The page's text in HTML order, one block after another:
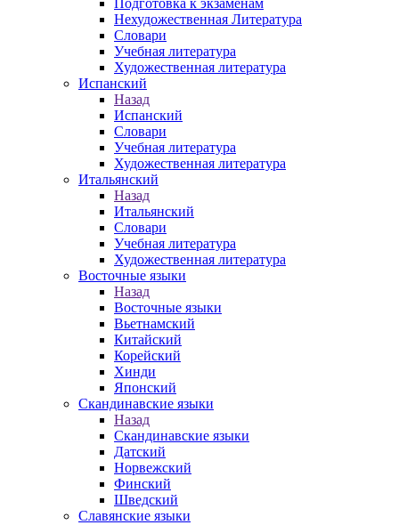
Подготовка к экзаменам
Нехудожественная Литература
Словари
Учебная литература
Художественная литература
Испанский
Назад
Испанский
Словари
Учебная литература
Художественная литература
Итальянский
Назад
Итальянский
Словари
Учебная литература
Художественная литература
Восточные языки
Назад
Восточные языки
Вьетнамский
Китайский
Корейский
Хинди
Японский
Скандинавские языки
Назад
Скандинавские языки
Датский
Норвежский
Финский
Шведский
Славянские языки